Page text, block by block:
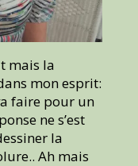
mais la
mon esprit:
faire pour un
ne s’est
la
Ah mais